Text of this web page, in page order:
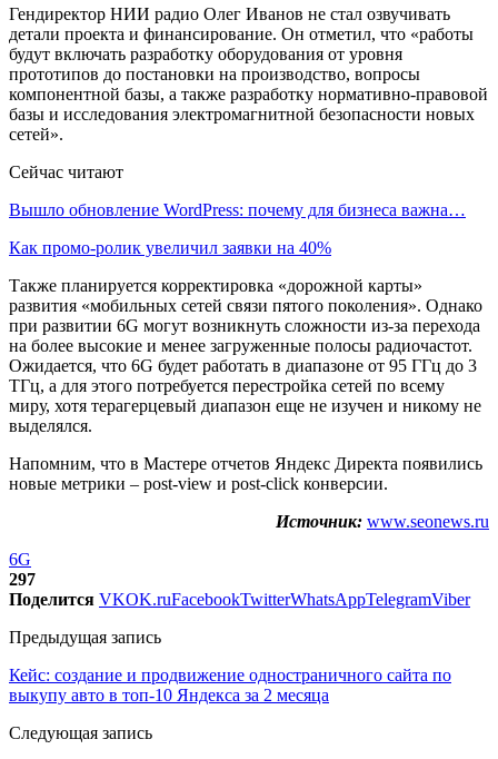
Гендиректор НИИ радио Олег Иванов не стал озвучивать
детали проекта и финансирование. Он отметил, что «работы
будут включать разработку оборудования от уровня
прототипов до постановки на производство, вопросы
компонентной базы, а также разработку нормативно-правовой
базы и исследования электромагнитной безопасности новых
сетей».
Сейчас читают
Вышло обновление WordPress: почему для бизнеса важна…
Как промо-ролик увеличил заявки на 40%
Также планируется корректировка «дорожной карты»
развития «мобильных сетей связи пятого поколения». Однако
при развитии 6G могут возникнуть сложности из-за перехода
на более высокие и менее загруженные полосы радиочастот.
Ожидается, что 6G будет работать в диапазоне от 95 ГГц до 3
ТГц, а для этого потребуется перестройка сетей по всему
миру, хотя терагерцевый диапазон еще не изучен и никому не
выделялся.
Напомним, что в Мастере отчетов Яндекс Директа появились
новые метрики – post-view и post-click конверсии.
Источник: www.seonews.ru
6G
297
Поделится VKOK.ruFacebookTwitterWhatsAppTelegramViber
Предыдущая запись
Кейс: создание и продвижение одностраничного сайта по
выкупу авто в топ-10 Яндекса за 2 месяца
Следующая запись